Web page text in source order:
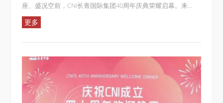
座、盛况空前，CNI长青国际集团40周年庆典荣耀启幕。来...
更多